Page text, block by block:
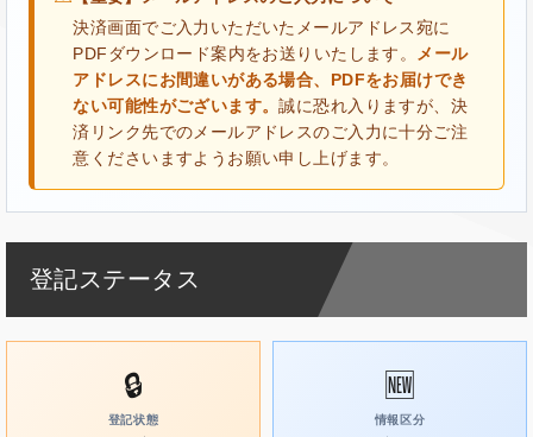
決済画面でご入力いただいたメールアドレス宛に
PDFダウンロード案内をお送りいたします。
メール
アドレスにお間違いがある場合、PDFをお届けでき
ない可能性がございます。誠に恐れ入りますが、決
済リンク先でのメールアドレスのご入力に十分ご注
意くださいますようお願い申し上げます。
登記ステータス
🔒
登記状態
🆕
情報区分